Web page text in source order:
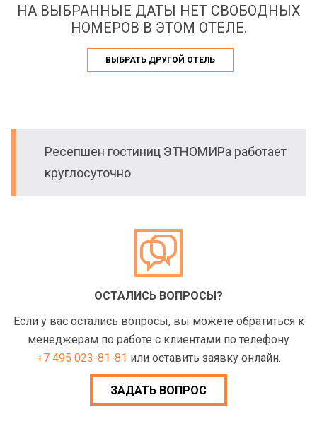
НА ВЫБРАННЫЕ ДАТЫ НЕТ СВОБОДНЫХ
НОМЕРОВ В ЭТОМ ОТЕЛЕ.
ВЫБРАТЬ ДРУГОЙ ОТЕЛЬ
Ресепшен гостиниц ЭТНОМИРа работает
круглосуточно
ОСТАЛИСЬ ВОПРОСЫ?
Если у вас остались вопросы, вы можете обратиться к
менеджерам по работе с клиентами по телефону
+7 495 023-81-81 или оставить заявку онлайн.
ЗАДАТЬ ВОПРОС